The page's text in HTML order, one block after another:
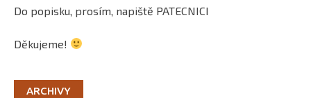
Do popisku, prosím, napiště PATECNICI
Děkujeme!
ARCHIVY